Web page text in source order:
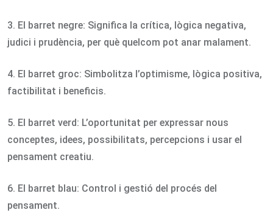
3. El barret negre: Significa la crítica, lògica negativa,
judici i prudència, per què quelcom pot anar malament.
4. El barret groc: Simbolitza l’optimisme, lògica positiva,
factibilitat i beneficis.
5. El barret verd: L’oportunitat per expressar nous
conceptes, idees, possibilitats, percepcions i usar el
pensament creatiu.
6. El barret blau: Control i gestió del procés del
pensament.